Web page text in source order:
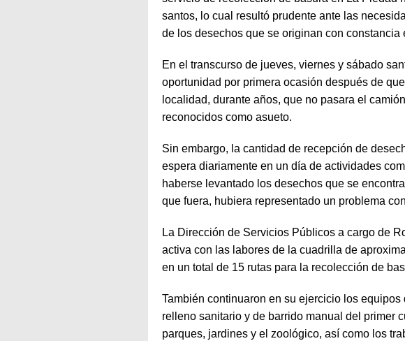
santos, lo cual resultó prudente ante las
de los desechos que se originan con constancia
En el transcurso de jueves, viernes y sábado
oportunidad por primera ocasión después de
localidad, durante años, que no pasara el
reconocidos como asueto.
Sin embargo, la cantidad de recepción de
espera diariamente en un día de actividades
haberse levantado los desechos que se
que fuera, hubiera representado un problema
La Dirección de Servicios Públicos a cargo de
activa con las labores de la cuadrilla de
en un total de 15 rutas para la recolección de
También continuaron en su ejercicio los equipos
relleno sanitario y de barrido manual del primer
parques, jardines y el zoológico, así como los